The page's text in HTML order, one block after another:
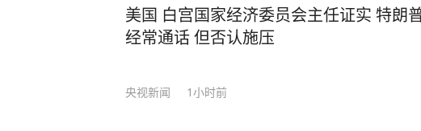
美国 白宫国家经济委员会主任证实 特朗
经常通话 但否认施压
央视新闻 1小时前